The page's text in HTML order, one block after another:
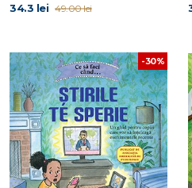
34.3 lei 49.00 lei
-30%